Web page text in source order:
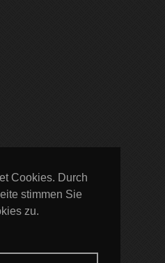
Cookies. Durch
stimmen Sie
zu.